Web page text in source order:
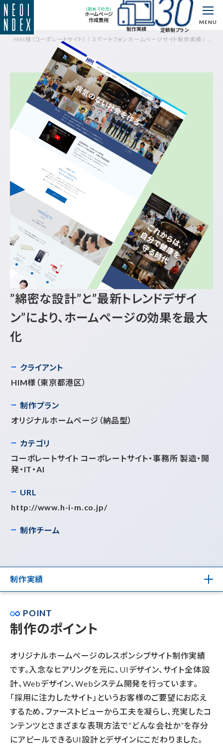
[初めての方]
ホームページ
作成費用
制作実績
定額制プラン
MENU
HIM様（コーポレートサイト）｜スマートフォンホームページサイト制作実績｜制
”綿密な設計”と”最新トレンドデザイ
ン”により、ホームページの効果を最大
化
クライアント
HIM様 （東京都港区）
制作プラン
オリジナルホームページ（納品型）
カテゴリ
コーポレートサイト コーポレートサイト・事務所 製造・開
発・IT・AI
URL
http://www.h-i-m.co.jp/
制作チーム
制作実績
POINT
制作のポイント
オリジナルホームページのレスポンシブサイト制作実績
です。入念なヒアリングを元に、UIデザイン、サイト全体設
計、Webデザイン、Webシステム開発を行っています。
「採用に注力したサイト」というお客様のご要望にお応え
するため、ファーストビューから工夫を凝らし、充実したコ
ンテンツとさまざまな表現方法で“どんな会社か”を存分
にアピールできるUI設計とデザインにこだわりました。